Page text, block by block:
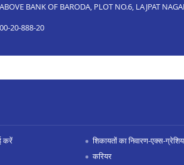
BANK OF BARODA, PLOT NO.6, LAJPAT
20-888-20
करें
शिकायतों का निवारण-एक्स-
करियर